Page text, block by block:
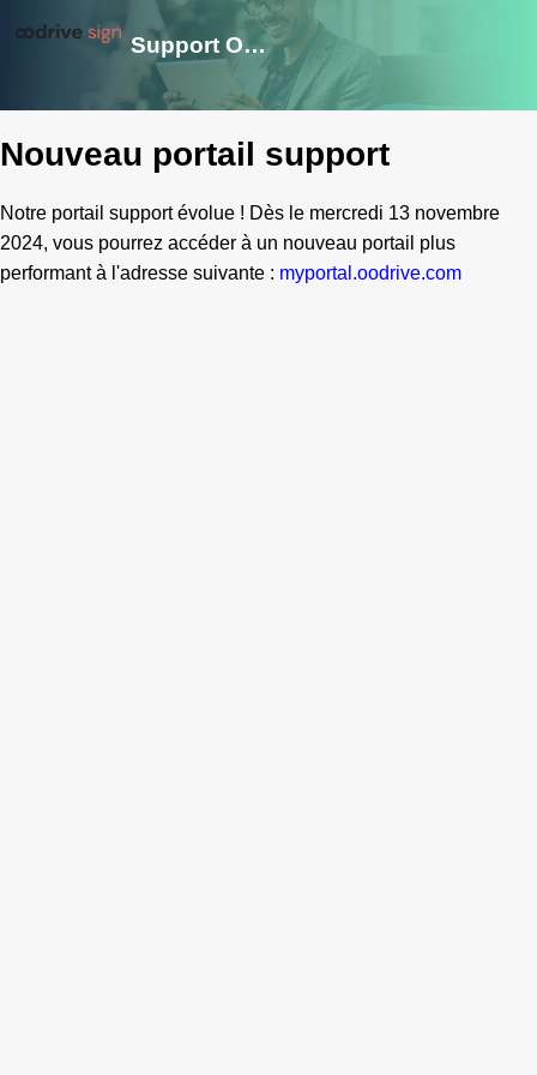
Support Oodrive Sign
Nouveau portail support
Notre portail support évolue ! Dès le mercredi 13 novembre
2024, vous pourrez accéder à un nouveau portail plus
performant à l'adresse suivante : myportal.oodrive.com